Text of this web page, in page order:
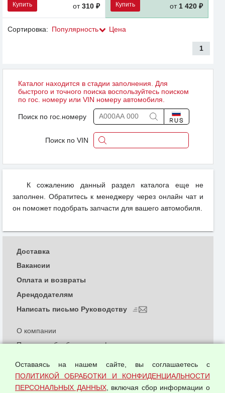
Купить от310 ₽ Купить от 1 420 ₽
Сортировка: Популярность Цена
1
Каталог находится в стадии заполнения. Для
быстрого и точного поиска воспользуйтесь поиском
по гос. номеру или VIN номеру автомобиля.
Поиск по гос.номеру
Поиск по VIN
К сожалению данный раздел каталога еще не
заполнен. Обратитесь к менеджеру через онлайн чат и
он поможет подобрать запчасти для вашего автомобиля.
О компании
Политика обработки и конфиденциальности
Согласием на обработку персональных данных
Оферта оптовой купли-продажи
Доставка
Вакансии
Оплата и возвраты
Арендодателям
Написать письмо Руководству
Оставаясь на нашем сайте, вы соглашаетесь с
ПОЛИТИКОЙ ОБРАБОТКИ И КОНФИДЕНЦИАЛЬНОСТИ
ПЕРСОНАЛЬНЫХ ДАННЫХ, включая сбор информации о